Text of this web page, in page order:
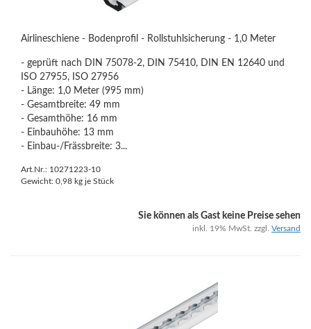
Airlineschiene - Bodenprofil - Rollstuhlsicherung - 1,0 Meter
- geprüft nach DIN 75078-2, DIN 75410, DIN EN 12640 und
ISO 27955, ISO 27956
- Länge: 1,0 Meter (995 mm)
- Gesamtbreite: 49 mm
- Gesamthöhe: 16 mm
- Einbauhöhe: 13 mm
- Einbau-/Frässbreite: 3...
Art.Nr.: 10271223-10
Gewicht: 0,98 kg je Stück
Sie können als Gast keine Preise sehen
inkl. 19% MwSt. zzgl. Versand